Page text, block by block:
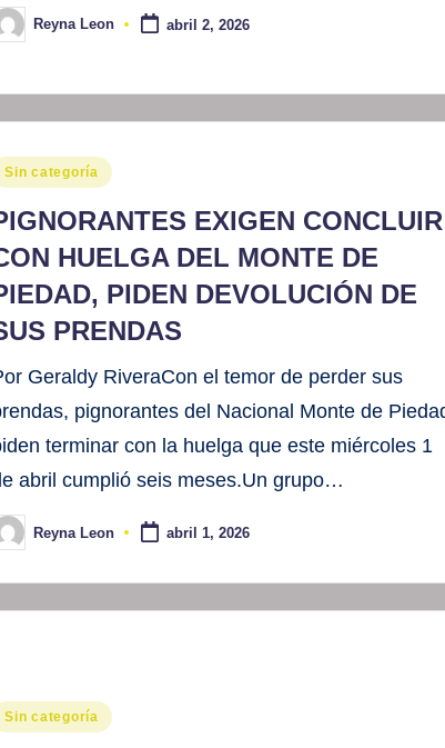
Reyna Leon abril 2, 2026
Sin categoría
EXIGEN CONCLUIR
HUELGA DEL MONTE DE
PIDEN DEVOLUCIÓN DE
PRENDAS
Geraldy RiveraCon el temor de perder sus
pignorantes del Nacional Monte de
terminar con la huelga que este miércoles 1
abril cumplió seis meses.Un grupo…
Reyna Leon abril 1, 2026
Sin categoría